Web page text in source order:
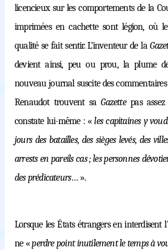
licencieux sur les comportements de la
imprimées en cachette sont légion, où
qualité se fait sentir. L’inventeur de la
devient ainsi, peu ou prou, la plume
nouveau journal suscite des commentaires
Renaudot trouvent saGazettepas assez
constate lui-même : «les capitaines y
jours des batailles, des sièges levés, des
arrests en pareils cas ; les personnes
des prédicateurs… ».
Lorsque les États étrangers en interdisent
ne «perdre point inutilement le temps à